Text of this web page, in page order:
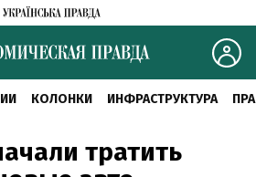
КОЛОНКИ ИНФРАСТРУКТУРА
тратить